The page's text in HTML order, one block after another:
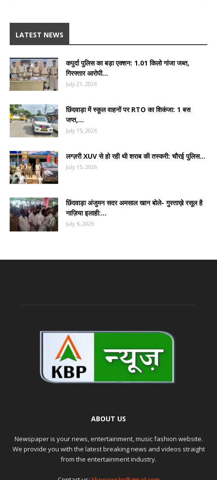
LATEST NEWS
कपुर्दा पुलिस का बड़ा एक्शन: 1.01 किलो गांजा जब्त,
गिरफ्तार आरोपी...
July 21, 2026
छिंदवाड़ा में स्कूल वाहनों पर RTO का शिकंजा: 1 बस
जप्त,...
July 15, 2026
लग्ज़री XUV से हो रही थी शराब की तस्करी: चौरई पुलिस...
July 15, 2026
छिंदवाड़ा अंजुमन सदर अमसाल खान बोले- गुस्ताख़े रसूल है
नाज़िया इलाही:...
July 6, 2026
ABOUT US
Newspaper is your news, entertainment, music fashion website.
We provide you with the latest breaking news and videos straight
from the entertainment industry.